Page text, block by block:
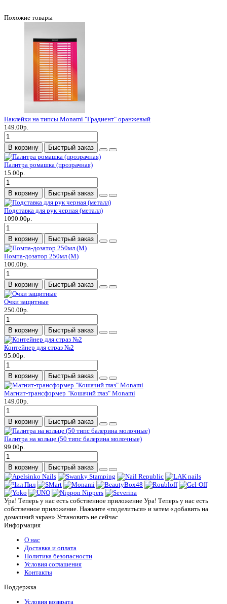
Похожие товары
Наклейки на типсы Monami "Градиент" оранжевый
149.00р.
В корзину Быстрый заказ
Палитра ромашка (прозрачная)
15.00р.
В корзину Быстрый заказ
Подставка для рук черная (металл)
1090.00р.
В корзину Быстрый заказ
Помпа-дозатор 250мл (M)
100.00р.
В корзину Быстрый заказ
Очки защитные
250.00р.
В корзину Быстрый заказ
Контейнер для страз №2
95.00р.
В корзину Быстрый заказ
Магнит-трансформер "Кошачий глаз" Monami
149.00р.
В корзину Быстрый заказ
Палитра на кольце (50 типс балерина молочные)
99.00р.
В корзину Быстрый заказ
Ура! Теперь у нас есть собственное приложение Ура! Теперь у нас есть
собственное приложение. Нажмите «поделиться» и затем «добавить на
домашний экран» Установить не сейчас
Информация
О нас
Доставка и оплата
Политика безопасности
Условия соглашения
Контакты
Поддержка
Условия возврата